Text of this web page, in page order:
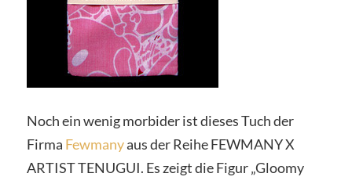
Noch ein wenig morbider ist dieses Tuch der
Firma Fewmanyaus der Reihe FEWMANY X
ARTIST TENUGUI. Es zeigt die Figur „Gloomy